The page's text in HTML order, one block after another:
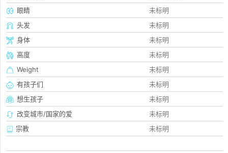
眼睛
未标明
头发
未标明
身体
未标明
高度
未标明
Weight
未标明
有孩子们
未标明
想生孩子
未标明
改变城市/国家的爱
未标明
宗教
未标明